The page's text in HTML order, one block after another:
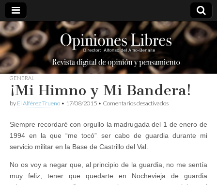
opinioneslibres
GENERAL
¡Mi Himno y Mi Bandera!
by El Alférez Trueno • 17/08/2015 • Comentarios desactivadosen
y
Mi
Siempre recordaré con orgullo la madrugada del 1 de enero de
1994 en la que “me tocó” ser cabo de guardia durante mi
servicio militar en la Base de Castrillo del Val.
No os voy a negar que, al principio de la guardia, no me sentía
muy feliz, tener que quedarte en Nochevieja de guardia